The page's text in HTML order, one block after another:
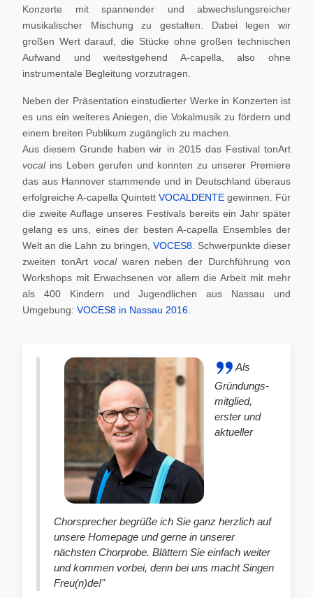
Konzerte mit spannender und abwechslungsreicher
musikalischer Mischung zu gestalten. Dabei legen wir
großen Wert darauf, die Stücke ohne großen technischen
Aufwand und weitestgehend A-capella, also ohne
instrumentale Begleitung vorzutragen.
Neben der Präsentation einstudierter Werke in Konzerten ist
es uns ein weiteres Aniegen, die Vokalmusik zu fördern und
einem breiten Publikum zugänglich zu machen.
Aus diesem Grunde haben wir in 2015 das Festival tonArt
vocal ins Leben gerufen und konnten zu unserer Premiere
das aus Hannover stammende und in Deutschland überaus
erfolgreiche A-capella Quintett VOCALDENTE gewinnen. Für
die zweite Auflage unseres Festivals bereits ein Jahr später
gelang es uns, eines der besten A-capella Ensembles der
Welt an die Lahn zu bringen, VOCES8. Schwerpunkte dieser
zweiten tonArt vocalwaren neben der Durchführung von
Workshops mit Erwachsenen vor allem die Arbeit mit mehr
als 400 Kindern und Jugendlichen aus Nassau und
Umgebung: VOCES8 in Nassau 2016
Als
Gründungs-
mitglied,
erster und
aktueller
Chorsprecher begrüße ich Sie ganz herzlich auf
unsere Homepage und gerne in unserer
nächsten Chorprobe. Blättern Sie einfach weiter
und kommen vorbei, denn bei uns macht Singen
Freu(n)de!"